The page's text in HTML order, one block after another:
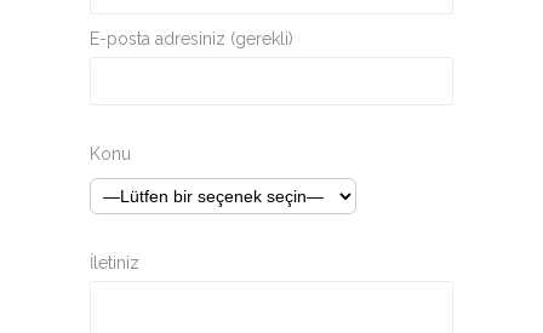
E-posta adresiniz (gerekli)
Konu
İletiniz